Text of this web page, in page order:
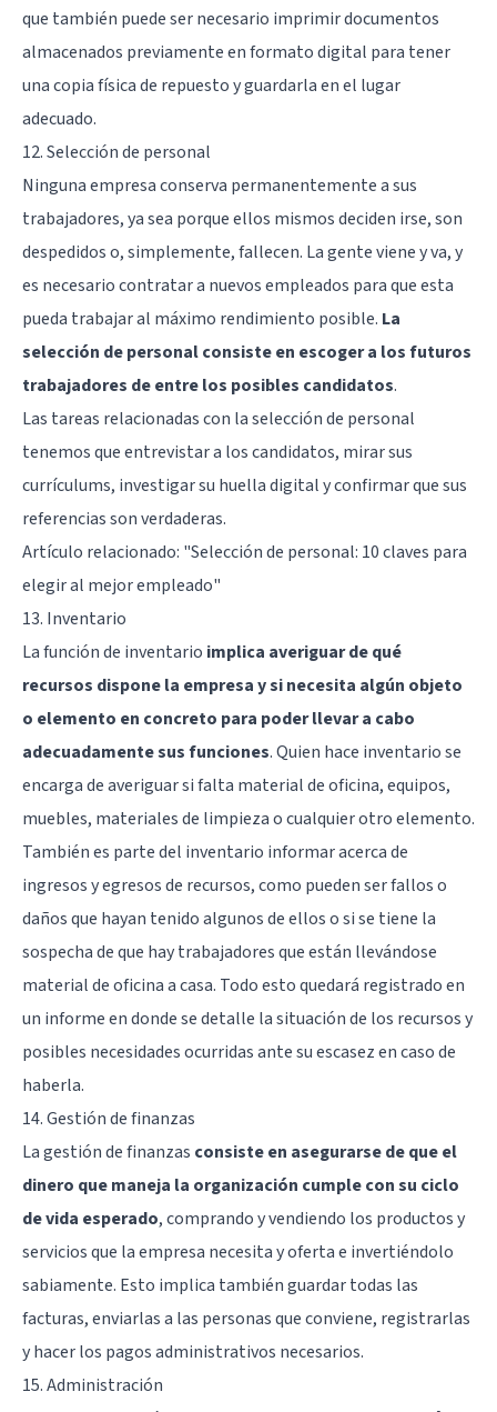
que también puede ser necesario imprimir documentos
almacenados previamente en formato digital para tener
una copia física de repuesto y guardarla en el lugar
adecuado.
12. Selección de personal
Ninguna empresa conserva permanentemente a sus
trabajadores, ya sea porque ellos mismos deciden irse, son
despedidos o, simplemente, fallecen. La gente viene y va, y
es necesario contratar a nuevos empleados para que esta
pueda trabajar al máximo rendimiento posible. La
selección de personal consiste en escoger a los futuros
trabajadores de entre los posibles candidatos.
Las tareas relacionadas con la selección de personal
tenemos que entrevistar a los candidatos, mirar sus
currículums, investigar su huella digital y confirmar que sus
referencias son verdaderas.
Artículo relacionado: "Selección de personal: 10 claves para
elegir al mejor empleado"
13. Inventario
La función de inventario implica averiguar de qué
recursos dispone la empresa y si necesita algún objeto
o elemento en concreto para poder llevar a cabo
adecuadamente sus funciones. Quien hace inventario se
encarga de averiguar si falta material de oficina, equipos,
muebles, materiales de limpieza o cualquier otro elemento.
También es parte del inventario informar acerca de
ingresos y egresos de recursos, como pueden ser fallos o
daños que hayan tenido algunos de ellos o si se tiene la
sospecha de que hay trabajadores que están llevándose
material de oficina a casa. Todo esto quedará registrado en
un informe en donde se detalle la situación de los recursos y
posibles necesidades ocurridas ante su escasez en caso de
haberla.
14. Gestión de finanzas
La gestión de finanzas consiste en asegurarse de que el
dinero que maneja la organización cumple con su ciclo
de vida esperado, comprando y vendiendo los productos y
servicios que la empresa necesita y oferta e invertiéndolo
sabiamente. Esto implica también guardar todas las
facturas, enviarlas a las personas que conviene, registrarlas
y hacer los pagos administrativos necesarios.
15. Administración